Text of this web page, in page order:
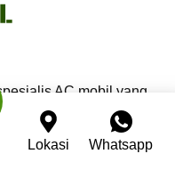
Lokasi Whatsapp
AC mobil yang
Kami berkomitmen
teknisi profesional,